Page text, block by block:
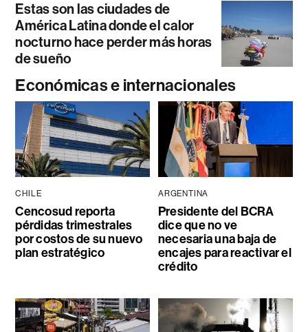
Estas son las ciudades de
América Latina donde el calor
nocturno hace perder más horas
de sueño
Económicas e internacionales
CHILE
Cencosud reporta
pérdidas trimestrales
por costos de su nuevo
plan estratégico
ARGENTINA
Presidente del BCRA
dice que no ve
necesaria una baja de
encajes para reactivar el
crédito